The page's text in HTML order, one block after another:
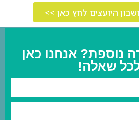
היועצים לחץ כאן >>
נוספת? אנחנו כאן
שאלה!